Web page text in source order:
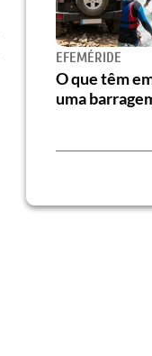
EFEMÉRIDE
O que têm
uma